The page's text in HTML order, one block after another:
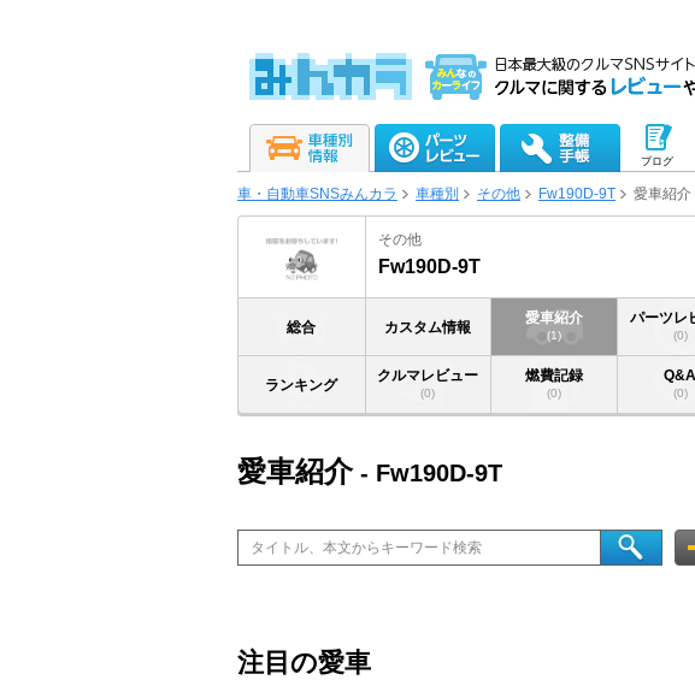
ブログ
車・自動車SNSみんカラ 車種別 その他 Fw190D-9T 愛車紹介
その他
Fw190D-9T
総合 カスタム情報
愛車紹介
(1)
パーツレ
(0)
ランキング
クルマレビュー
(0)
燃費記録
(0)
Q&A
(0)
愛車紹介- Fw190D-9T
注目の愛車